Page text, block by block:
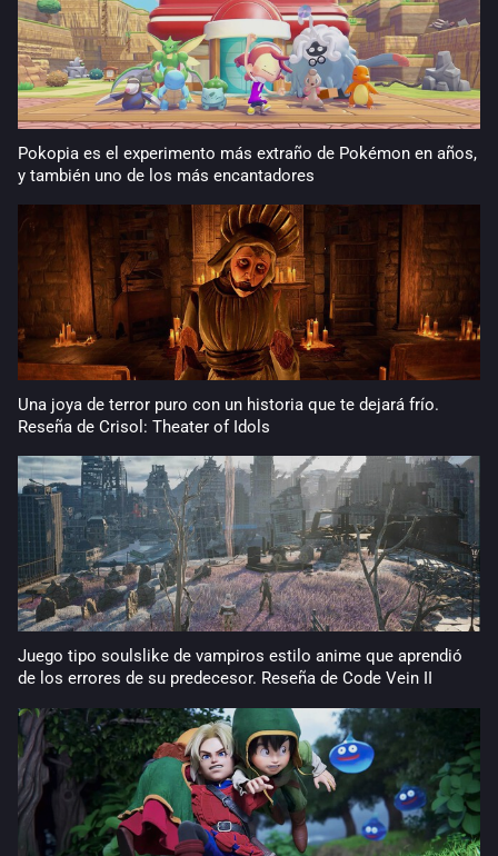
Pokopia es el experimento más extraño de Pokémon en años,
y también uno de los más encantadores
Una joya de terror puro con un historia que te dejará frío.
Reseña de Crisol: Theater of Idols
Juego tipo soulslike de vampiros estilo anime que aprendió
de los errores de su predecesor. Reseña de Code Vein II